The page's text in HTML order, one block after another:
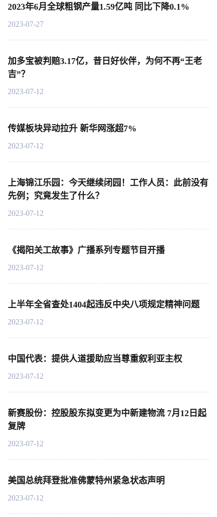
2023年6月全球粗钢产量1.59亿吨 同比下降0.1%
2023-07-27
加多宝被判赔3.17亿，昔日好伙伴，为何不再“王老
吉”？
2023-07-12
传媒板块异动拉升 新华网涨超7%
2023-07-12
上海锦江乐园：今天继续闭园！工作人员：此前没有
先例；究竟发生了什么？
2023-07-12
《揭阳关工故事》广播系列专题节目开播
2023-07-12
上半年全省查处1404起违反中央八项规定精神问题
2023-07-12
中国代表：提供人道援助应当尊重叙利亚主权
2023-07-12
新赛股份：控股股东拟变更为中新建物流 7月12日起
复牌
2023-07-12
美国总统拜登批准佛蒙特州紧急状态声明
2023-07-12